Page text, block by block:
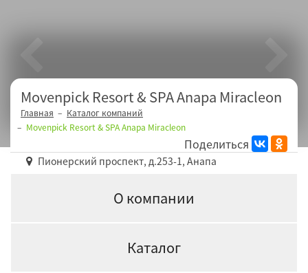
Movenpick Resort & SPA Anapa Miracleon
Главная
Каталог компаний
Movenpick Resort & SPA Anapa Miracleon
Поделиться
Пионерский проспект, д.253-1, Анапа
О компании
Каталог